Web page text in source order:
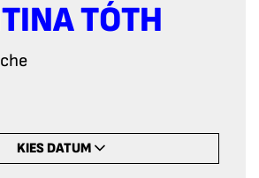
TÓTH
KIES DATUM